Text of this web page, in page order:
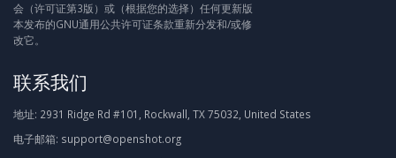
会（许可证第3版）或（根据您的选择）任何更新版
本发布的GNU通用公共许可证条款重新分发和/或修
改它。
联系我们
地址: 2931 Ridge Rd #101, Rockwall, TX 75032, United States
电子邮箱: support@openshot.org